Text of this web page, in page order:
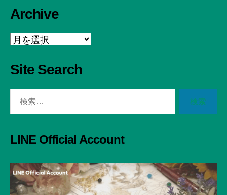
Archive
Archive
Site Search
LINE Official Account